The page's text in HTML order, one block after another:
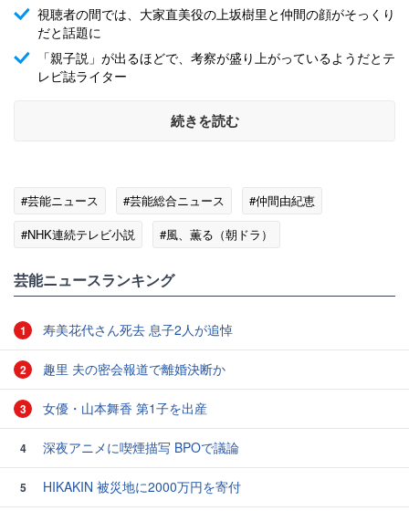
視聴者の間では、大家直美役の上坂樹里と仲間の顔がそっくり
だと話題に
「親子説」が出るほどで、考察が盛り上がっているようだとテ
レビ誌ライター
続きを読む
#芸能ニュース #芸能総合ニュース
#仲間由紀恵
#NHK連続テレビ小説
#風、薫る（朝ドラ）
芸能ニュースランキング
1 寿美花代さん死去 息子2人が追悼
2 趣里 夫の密会報道で離婚決断か
3 女優・山本舞香 第1子を出産
4 深夜アニメに喫煙描写 BPOで議論
5
HIKAKIN 被災地に2000万円を寄付